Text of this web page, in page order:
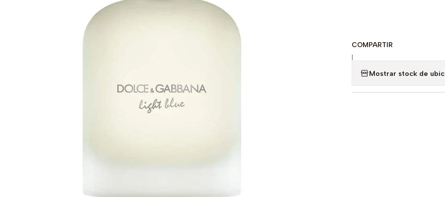
COMPARTIR
|
Mostrar stock de